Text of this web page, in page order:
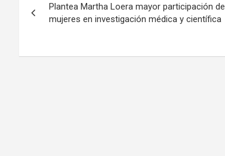
de
Plantea Martha Loera mayor participación de
mujeres en investigación médica y científica